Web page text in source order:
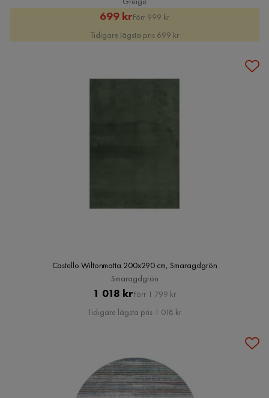
Rabatterat
Pris
699 krOriginal
Pris
Förr 999 kr
Tidigare lägsta pris 699 kr
Castello Wiltonmatta 200x290 cm, Smaragdgrön
Smaragdgrön
Pris
1 018 krOriginal
Pris
Förr 1 799 kr
Tidigare lägsta pris 1 018 kr